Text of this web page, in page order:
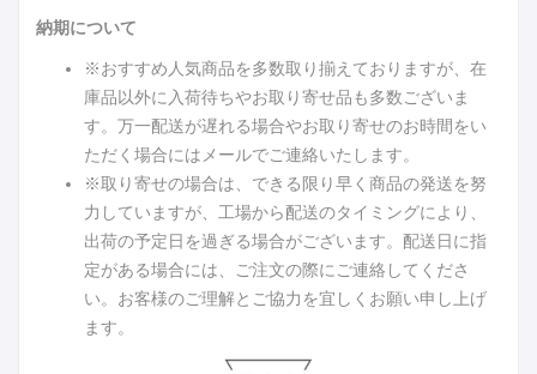
納期について
※おすすめ人気商品を多数取り揃えておりますが、在
庫品以外に入荷待ちやお取り寄せ品も多数ございま
す。万一配送が遅れる場合やお取り寄せのお時間をい
ただく場合にはメールでご連絡いたします。
※取り寄せの場合は、できる限り早く商品の発送を努
力していますが、工場から配送のタイミングにより、
出荷の予定日を過ぎる場合がございます。配送日に指
定がある場合には、ご注文の際にご連絡してくださ
い。お客様のご理解とご協力を宜しくお願い申し上げ
ます。